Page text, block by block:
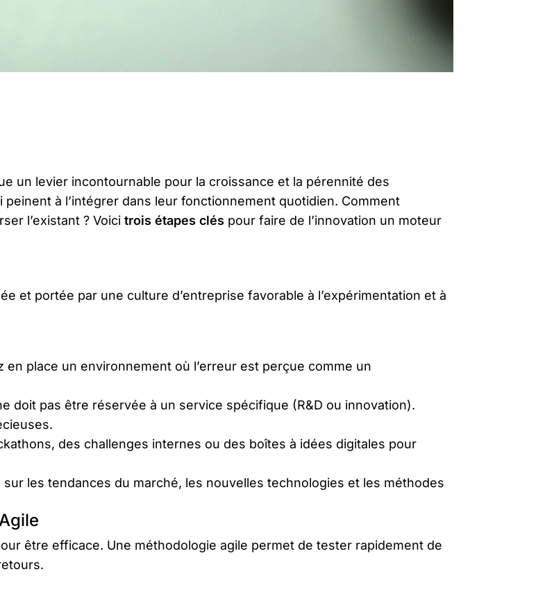
un levier incontournable pour la croissance et la pérennité des
à l’intégrer dans leur fonctionnement quotidien. Comment
l’existant ? Voici trois étapes clés pour faire de l’innovation un moteur
et portée par une culture d’entreprise favorable à l’expérimentation et à
en place un environnement où l’erreur est perçue comme un
doit pas être réservée à un service spécifique (R&D ou innovation).
des challenges internes ou des boîtes à idées digitales pour
les tendances du marché, les nouvelles technologies et les méthodes
être efficace. Une méthodologie agile permet de tester rapidement de